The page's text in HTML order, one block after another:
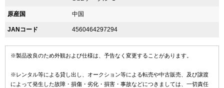
原産国 中国
JANコード 4560464297294
※製品改良のため外観および仕様は、予告なく変更することがあります。
※レンタル等による貸し出し、オークション等による転売や中古販売、及び譲渡
によって発生した故障・損傷・劣化・損害・事故などにつきましては、一切責任